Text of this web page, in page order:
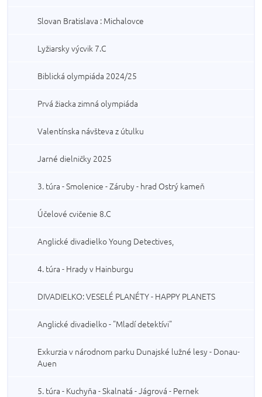
Slovan Bratislava : Michalovce
Lyžiarsky výcvik 7.C
Biblická olympiáda 2024/25
Prvá žiacka zimná olympiáda
Valentínska návšteva z útulku
Jarné dielničky 2025
3. túra - Smolenice - Záruby - hrad Ostrý kameň
Účelové cvičenie 8.C
Anglické divadielko Young Detectives,
4. túra - Hrady v Hainburgu
DIVADIELKO: VESELÉ PLANÉTY - HAPPY PLANETS
Anglické divadielko - "Mladí detektívi"
Exkurzia v národnom parku Dunajské lužné lesy - Donau-
Auen
5. túra - Kuchyňa - Skalnatá - Jágrová - Pernek